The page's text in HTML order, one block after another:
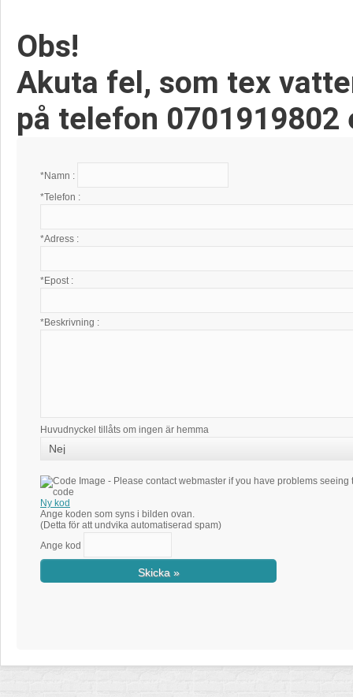
Obs!
Akuta fel, som tex
på telefon
*Namn :
*Telefon :
*Adress :
*Epost :
*Beskrivning :
Huvudnyckel tillåts om ingen är hemma
Ny kod
Ange koden som syns i bilden ovan.
(Detta för att undvika automatiserad spam)
Ange kod